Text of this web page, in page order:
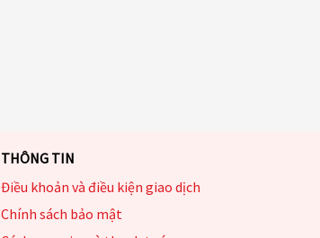
THÔNG TIN
Điều khoản và điều kiện giao dịch
Chính sách bảo mật